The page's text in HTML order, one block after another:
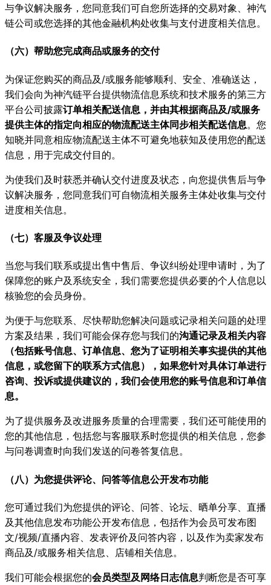
与争议解决服务，您同意我们可自您所选择的交易对象、神汽
链公司或您选择的其他金融机构处收集与支付进度相关信息。
（六）帮助您完成商品或服务的交付
为保证您购买的商品及/或服务能够顺利、安全、准确送达，
我们会向为神汽链平台提供物流信息系统和技术服务的第三方
平台公司披露订单相关配送信息，并由其根据商品及/或服务
提供主体的指定向相应的物流配送主体同步相关配送信息。您
知晓并同意相应物流配送主体不可避免地获知及使用您的配送
信息，用于完成交付目的。
为使我们及时获悉并确认交付进度及状态，向您提供售后与争
议解决服务，您同意我们可自物流相关服务主体处收集与交付
进度相关信息。
（七）客服及争议处理
当您与我们联系或提出售中售后、争议纠纷处理申请时，为了
保障您的账户及系统安全，我们需要您提供必要的个人信息以
核验您的会员身份。
为便于与您联系、尽快帮助您解决问题或记录相关问题的处理
方案及结果，我们可能会保存您与我们的沟通记录及相关内容
（包括账号信息、订单信息、您为了证明相关事实提供的其他
信息，或您留下的联系方式信息），如果您针对具体订单进行
咨询、投诉或提供建议的，我们会使用您的账号信息和订单信
息。
为了提供服务及改进服务质量的合理需要，我们还可能使用的
您的其他信息，包括您与客服联系时您提供的相关信息，您参
与问卷调查时向我们发送的问卷答复信息。
（八）为您提供评论、问答等信息公开发布功能
您可通过我们为您提供的评论、问答、论坛、晒单分享、直播
及其他信息发布功能公开发布信息，包括作为会员可发布图
文/视频/直播内容、发表评价及问答内容，以及作为卖家发布
商品及/或服务相关信息、店铺相关信息。
我们可能会根据您的会员类型及网络日志信息判断您是否可享